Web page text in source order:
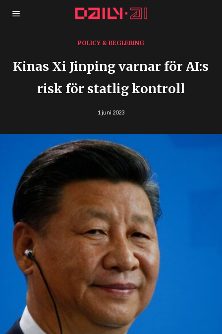
POLICY & REGLERING
Kinas Xi Jinping varnar för AI:s
risk för statlig kontroll
1 juni 2023